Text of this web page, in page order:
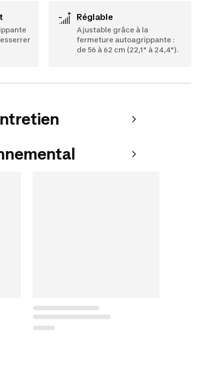
Réglable
Ajustable grâce à la
fermeture autoagrippante :
de 56 à 62 cm (22,1" à 24,4").